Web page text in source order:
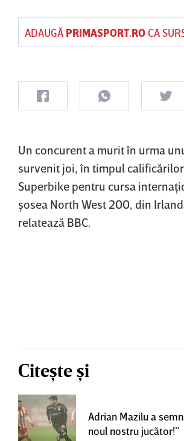
ADAUGĂ PRIMASPORT.ROCA
Un concurent a murit în urma
survenit joi, în timpul
Superbike pentru cursa
şosea North West 200, din
relatează BBC.
Citește și
Adrian Mazilu a
noul nostru jucător!”